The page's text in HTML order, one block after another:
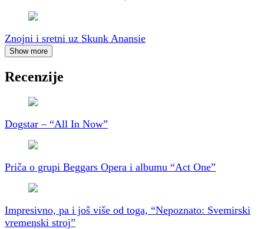
Znojni i sretni uz Skunk Anansie
Show more
Recenzije
Dogstar – “All In Now”
Priča o grupi Beggars Opera i albumu “Act One”
Impresivno, pa i još više od toga, “Nepoznato: Svemirski
vremenski stroj”